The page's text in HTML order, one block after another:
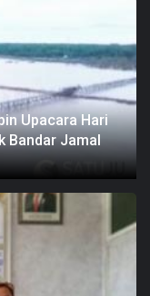
Upacara Hari
Bandar Jamal